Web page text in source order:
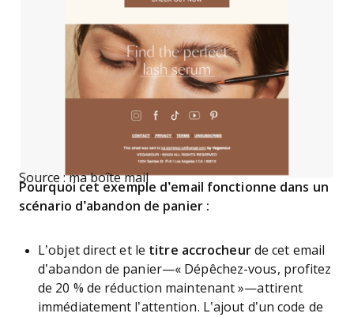
Source : ma boîte mail
Pourquoi cet exemple d’email fonctionne dans un
scénario d’abandon de panier :
L’objet direct et le titre accrocheurde cet email
d’abandon de panier—« Dépêchez-vous, profitez
de 20 % de réduction maintenant »—attirent
immédiatement l’attention. L’ajout d’un code de